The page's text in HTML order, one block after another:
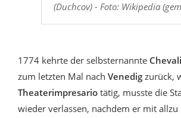
(Duchcov) - Foto: Wikipedia
1774 kehrte der selbsternannte
zum letzten Mal nach Venedig zurück,
Theaterimpresario tätig, musste die
wieder verlassen, nachdem er mit allzu